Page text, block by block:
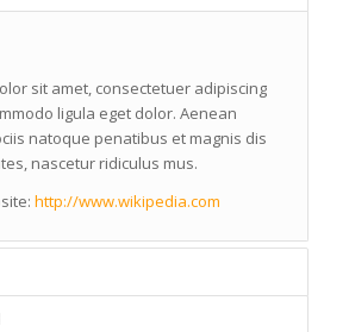
sit amet, consectetuer adipiscing
ligula eget dolor. Aenean
natoque penatibus et magnis dis
nascetur ridiculus mus.
http://www.wikipedia.com